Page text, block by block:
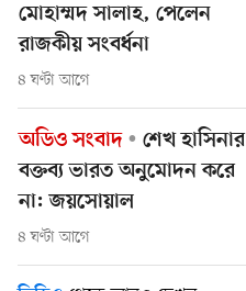
মোহাম্মদ সালাহ, পেলেন
রাজকীয় সংবর্ধনা
৪ ঘণ্টা আগে
অডিও সংবাদ
শেখ হাসিনার
বক্তব্য ভারত অনুমোদন করে
না: জয়সোয়াল
৪ ঘণ্টা আগে